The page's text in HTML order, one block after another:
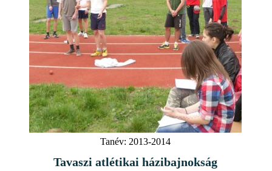
Tanév: 2013-2014
Tavaszi atlétikai házibajnokság